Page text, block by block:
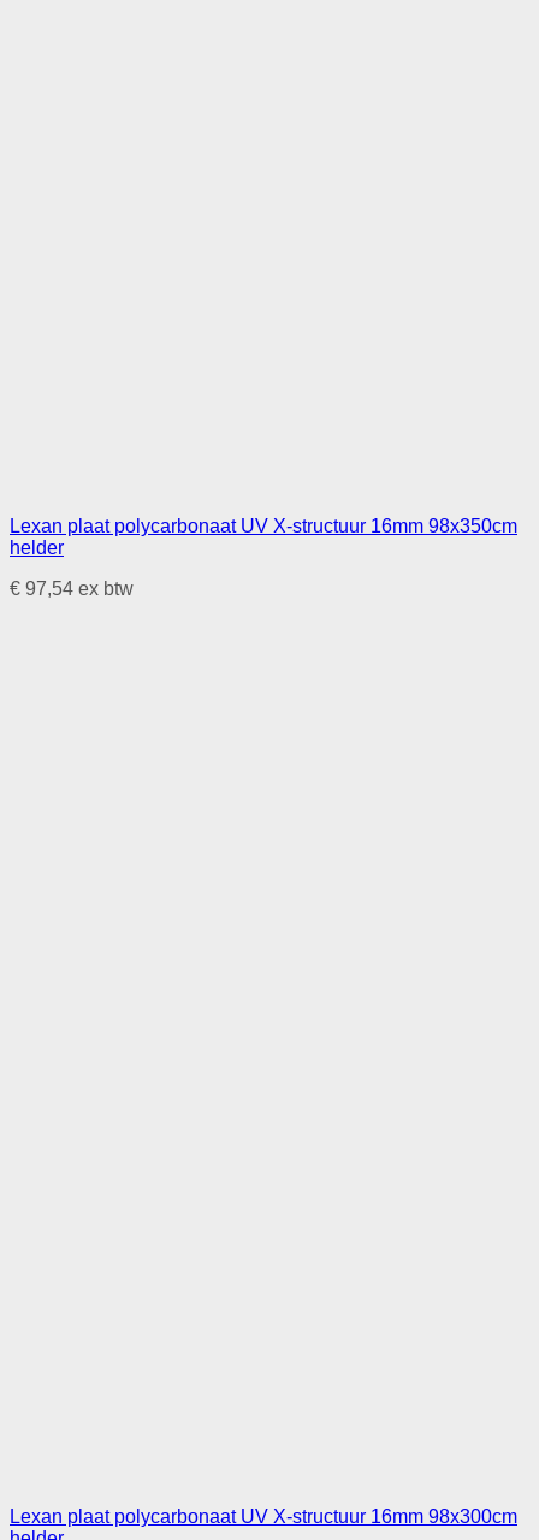
Lexan plaat polycarbonaat UV X-structuur 16mm 98x350cm
helder
€ 97,54 ex btw
Lexan plaat polycarbonaat UV X-structuur 16mm 98x300cm